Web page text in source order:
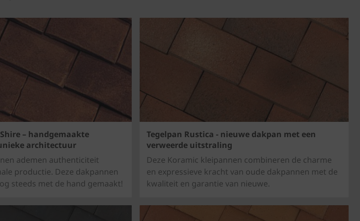
– handgemaakte
architectuur
ademen authenticiteit
productie. Deze dakpannen
steeds met de hand gemaakt!
Tegelpan Rustica - nieuwe dakpan met een
verweerde uitstraling
Deze Koramic kleipannen combineren de charme
en expressieve kracht van oude dakpannen met de
kwaliteit en garantie van nieuwe.